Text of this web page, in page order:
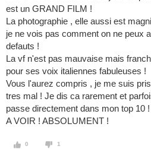
est un GRAND FILM !
La photographie , elle aussi est
je ne vois pas comment on ne peux
defauts !
La vf n'est pas mauvaise mais
pour ses voix italiennes fabuleuses !
Vous l'aurez compris , je me suis
tres mal ! Je dis ca rarement et
passe directement dans mon top 10 !
A VOIR ! ABSOLUMENT !
0 1